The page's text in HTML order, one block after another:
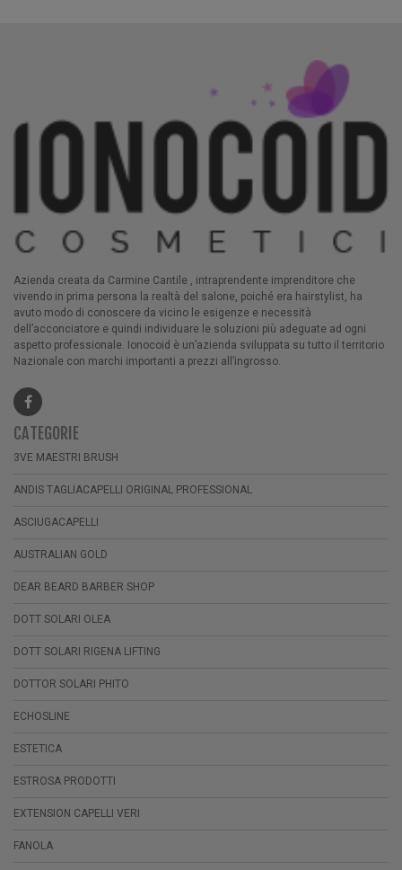
Azienda creata da Carmine Cantile , intraprendente imprenditore che
vivendo in prima persona la realtà del salone, poiché era hairstylist, ha
avuto modo di conoscere da vicino le esigenze e necessità
dell’acconciatore e quindi individuare le soluzioni più adeguate ad ogni
aspetto professionale. Ionocoid è un’azienda sviluppata su tutto il territorio
Nazionale con marchi importanti a prezzi all’ingrosso.
CATEGORIE
3VE MAESTRI BRUSH
ANDIS TAGLIACAPELLI ORIGINAL PROFESSIONAL
ASCIUGACAPELLI
AUSTRALIAN GOLD
DEAR BEARD BARBER SHOP
DOTT SOLARI OLEA
DOTT SOLARI RIGENA LIFTING
DOTTOR SOLARI PHITO
ECHOSLINE
ESTETICA
ESTROSA PRODOTTI
EXTENSION CAPELLI VERI
FANOLA